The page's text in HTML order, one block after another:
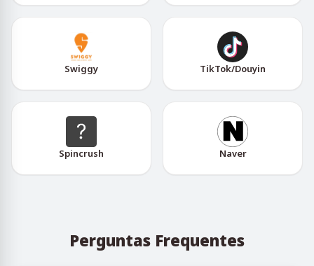
Swiggy TikTok/Douyin
Spincrush Naver
Perguntas Frequentes